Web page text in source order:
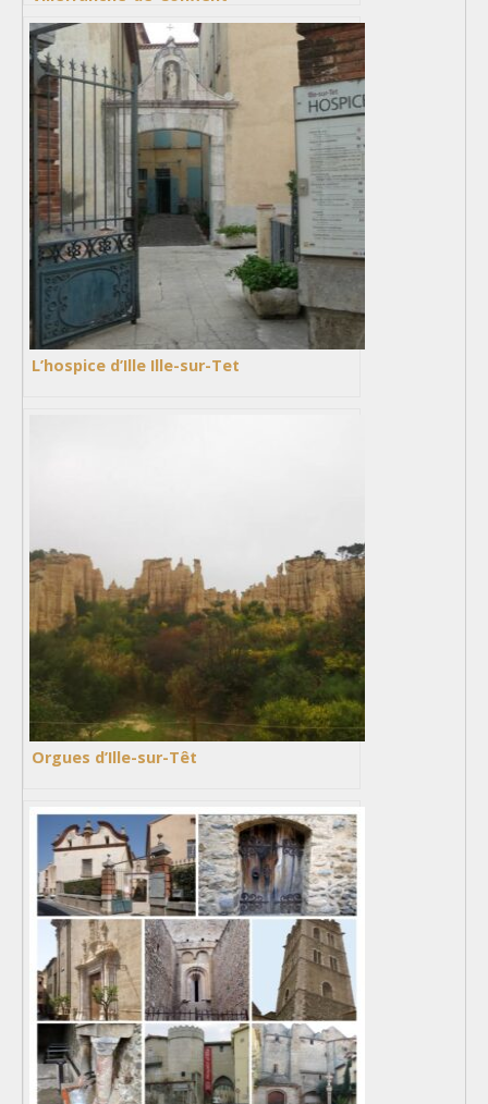
L’hospice d’Ille Ille-sur-Tet
Orgues d’Ille-sur-Têt